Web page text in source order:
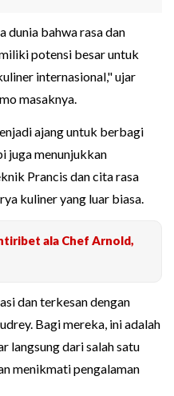
dunia bahwa rasa dan
potensi besar untuk
internasional," ujar
masaknya.
ajang untuk berbagi
juga menunjukkan
Prancis dan cita rasa
kuliner yang luar biasa.
ala Chef Arnold,
dan terkesan dengan
Bagi mereka, ini adalah
langsung dari salah satu
menikmati pengalaman